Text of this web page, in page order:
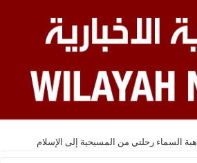
هبة السماء رحلتي من المسيحية إلى الإسلام